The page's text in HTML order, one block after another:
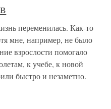
переменилась. Как-то
мне, например, не было
взрослости помогало
к учебе, к новой
быстро и незаметно.